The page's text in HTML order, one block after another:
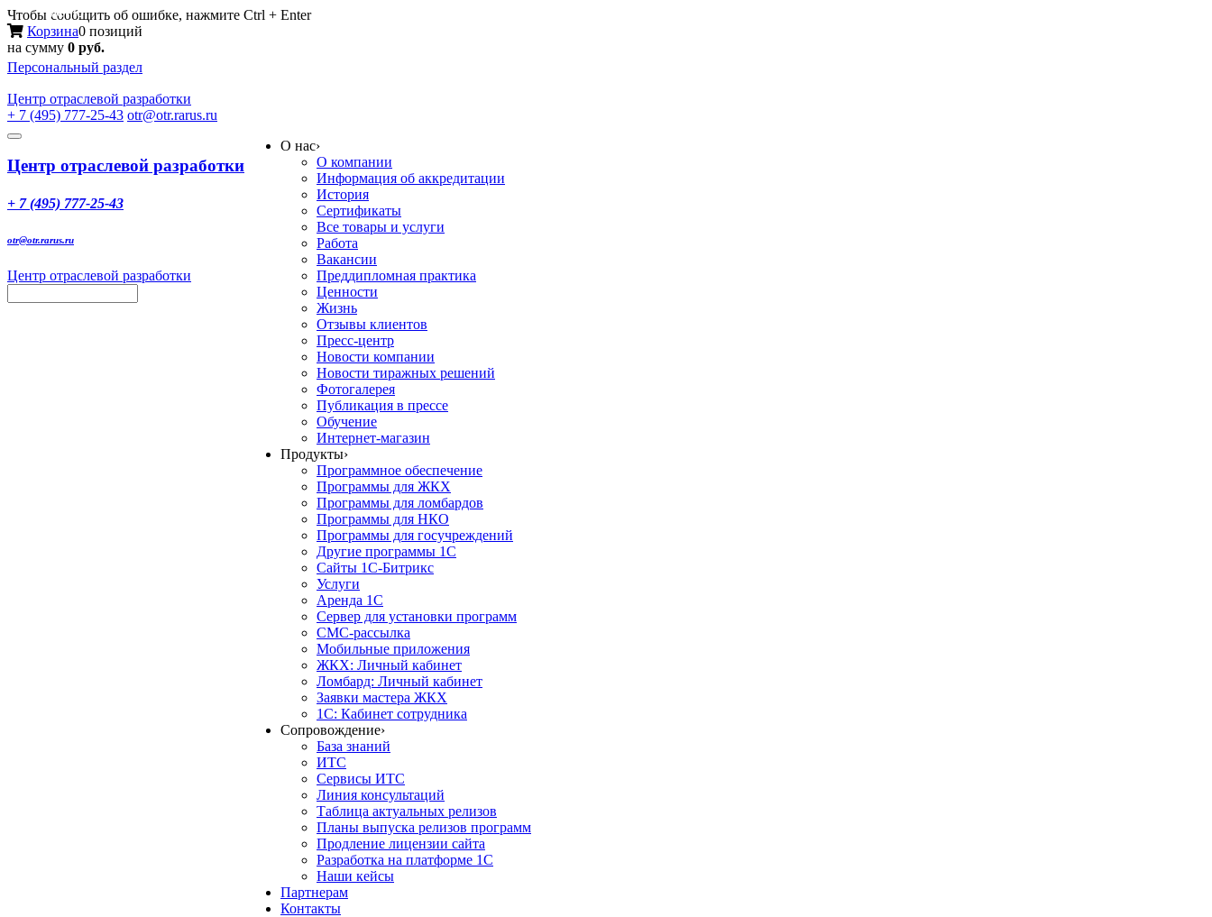
Чтобы сообщить об ошибке, нажмите Ctrl + Enter
Корзина0 позиций
на сумму 0 руб.
Персональный раздел
Центр отраслевой разработки
+ 7 (495) 777-25-43 otr@otr.rarus.ru
Toggle
Меню
Центр отраслевой разработки
+ 7 (495) 777-25-43
otr@otr.rarus.ru
Центр отраслевой разработки
О нас›
О компании
Информация об аккредитации
История
Сертификаты
Все товары и услуги
Работа
Вакансии
Преддипломная практика
Ценности
Жизнь
Отзывы клиентов
Пресс-центр
Новости компании
Новости тиражных решений
Фотогалерея
Публикация в прессе
Обучение
Интернет-магазин
Продукты›
Программное обеспечение
Программы для ЖКХ
Программы для ломбардов
Программы для НКО
Программы для госучреждений
Другие программы 1С
Сайты 1С-Битрикс
Услуги
Аренда 1С
Сервер для установки программ
СМС-рассылка
Мобильные приложения
ЖКХ: Личный кабинет
Ломбард: Личный кабинет
Заявки мастера ЖКХ
1С: Кабинет сотрудника
Сопровождение›
База знаний
ИТС
Сервисы ИТС
Линия консультаций
Таблица актуальных релизов
Планы выпуска релизов программ
Продление лицензии сайта
Разработка на платформе 1С
Наши кейсы
Партнерам
Контакты